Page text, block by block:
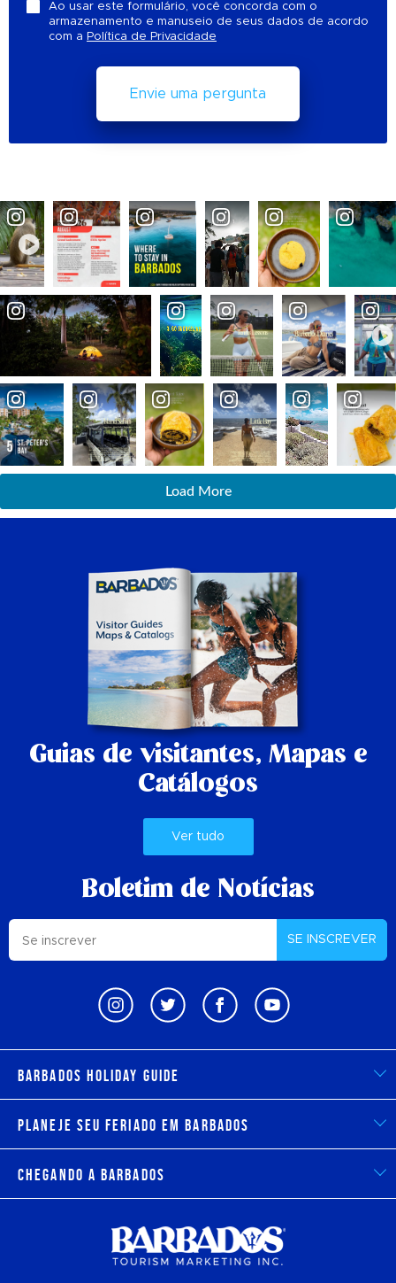
Ao usar este formulário, você concorda com o
armazenamento e manuseio de seus dados de acordo
com a Política de Privacidade
Load More
Guias de visitantes, Mapas e
Catálogos
Ver tudo
Boletim de Notícias
SE INSCREVER
Barbados Holiday Guide
Planeje seu feriado em Barbados
Chegando a Barbados